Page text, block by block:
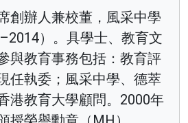
創辦人兼校董，風采中學
）。具學士、教育文
與教育事務包括：教育評
任執委；風采中學、德萃
港教育大學顧問。2000年